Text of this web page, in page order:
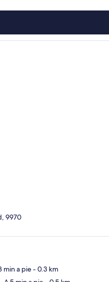
9970
min a pie- 0.3 km